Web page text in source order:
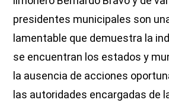
presidentes municipales son
lamentable que demuestra la
se encuentran los estados y
la ausencia de acciones
las autoridades encargadas de